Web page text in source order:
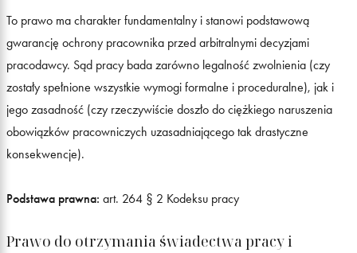
To prawo ma charakter fundamentalny i stanowi podstawową
gwarancję ochrony pracownika przed arbitralnymi decyzjami
pracodawcy. Sąd pracy bada zarówno legalność zwolnienia (czy
zostały spełnione wszystkie wymogi formalne i proceduralne), jak i
jego zasadność (czy rzeczywiście doszło do ciężkiego naruszenia
obowiązków pracowniczych uzasadniającego tak drastyczne
konsekwencje).
Podstawa prawna: art. 264 § 2 Kodeksu pracy
Prawo do otrzymania świadectwa pracy i